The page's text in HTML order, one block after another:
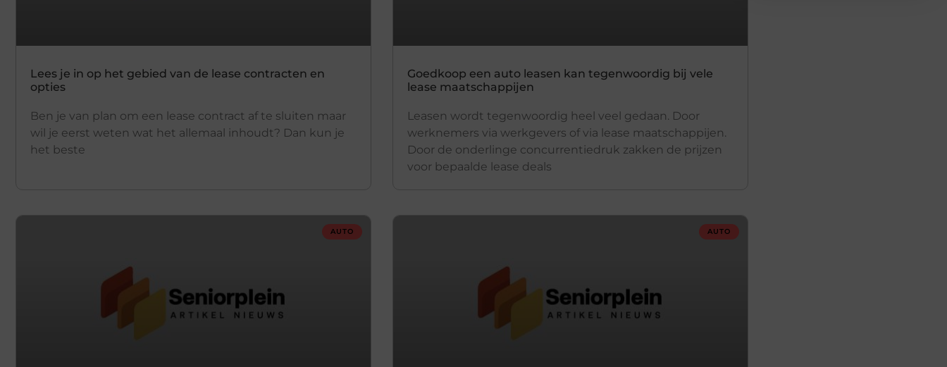
Lees je in op het gebied van de lease contracten en
opties
Ben je van plan om een lease contract af te sluiten maar
wil je eerst weten wat het allemaal inhoudt? Dan kun je
het beste
Goedkoop een auto leasen kan tegenwoordig bij vele
lease maatschappijen
Leasen wordt tegenwoordig heel veel gedaan. Door
werknemers via werkgevers of via lease maatschappijen.
Door de onderlinge concurrentiedruk zakken de prijzen
voor bepaalde lease deals
AUTO AUTO